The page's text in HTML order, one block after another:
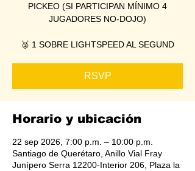
PICKEO (SI PARTICIPAN MÍNIMO 4
JUGADORES NO-DOJO)
🥈 1 SOBRE LIGHTSPEED AL SEGUND
RSVP
Horario y ubicación
22 sep 2026, 7:00 p.m. – 10:00 p.m.
Santiago de Querétaro, Anillo Vial Fray
Junípero Serra 12200-Interior 206, Plaza la